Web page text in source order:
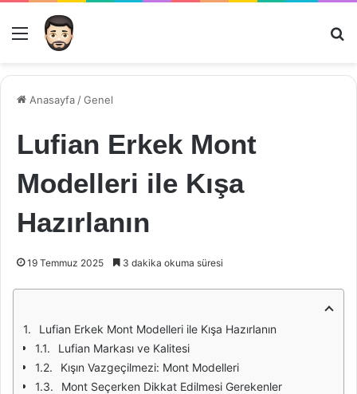
Menü
Anasayfa /Genel
Lufian Erkek Mont
Modelleri ile Kışa
Hazırlanın
19 Temmuz 2025 3 dakika okuma süresi
Lufian Erkek Mont Modelleri ile Kışa Hazırlanın
Lufian Markası ve Kalitesi
Kışın Vazgeçilmezi: Mont Modelleri
Mont Seçerken Dikkat Edilmesi Gerekenler